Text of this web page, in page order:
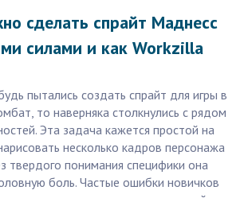
сделать спрайт Маднесс
силами и как Workzilla
пытались создать спрайт для игры в
то наверняка столкнулись с рядом
Эта задача кажется простой на
несколько кадров персонажа
твердого понимания специфики она
боль. Частые ошибки новичков